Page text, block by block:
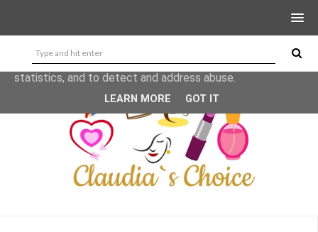
This site uses cookies from Google to deliver its services
and to analyze traffic. Your IP address and user-agent are
shared with Google along with performance and security
metrics to ensure quality of service, generate usage
statistics, and to detect and address abuse.
LEARN MORE GOT IT